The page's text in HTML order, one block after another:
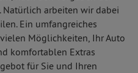
senden
94 40-330
arbeiten wir dabei
Ein umfangreiches
Möglichkeiten, Ihr Auto
komfortablen Extras
für Sie und Ihren